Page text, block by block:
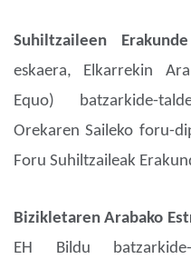
Suhiltzaileen
eskaera, Elkarrekin
Equo) batzarkide-
Orekaren Saileko foru-
Foru Suhiltzaileak
Bizikletaren Arabako
EH Bildu